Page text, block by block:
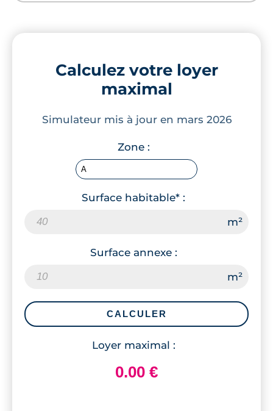
Calculez votre loyer
maximal
Simulateur mis à jour en mars 2026
Zone :
Surface habitable* :
Surface annexe :
CALCULER
Loyer maximal :